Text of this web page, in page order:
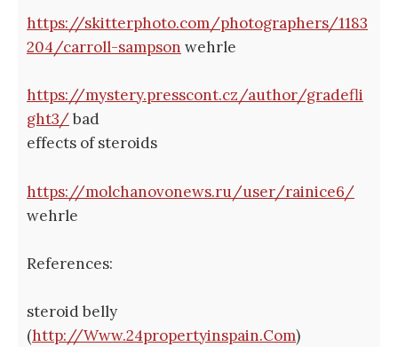
https://skitterphoto.com/photographers/1183
204/carroll-sampson wehrle
https://mystery.presscont.cz/author/gradefli
ght3/bad
effects of steroids
https://molchanovonews.ru/user/rainice6/
wehrle
References:
steroid belly
(http://Www.24propertyinspain.Com)